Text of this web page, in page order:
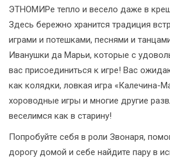
ЭТНОМИРе тепло и весело даже в
Здесь бережно хранится традиция
играми и потешками, песнями и
Иванушки да Марьи, которые с
вас присоединиться к игре! Вас
как колядки, ловкая игра «Калечина-
хороводные игры и многие другие
веселимся как в старину!
Попробуйте себя в роли Звонаря,
дорогу домой и себе найдите пару в